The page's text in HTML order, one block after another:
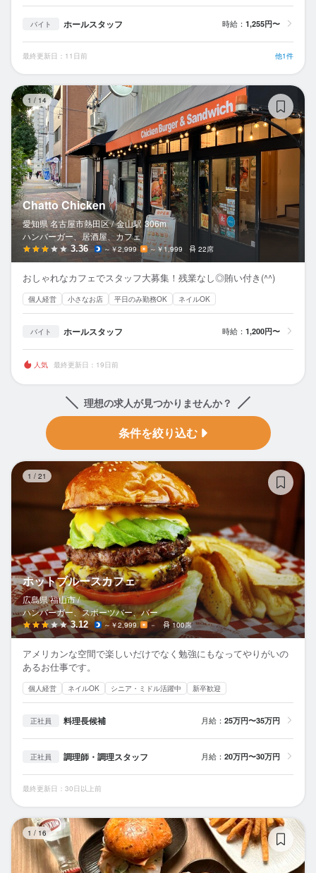
バイト ホールスタッフ 時給： 1,255円〜
最終更新日：11日前 他1件
1 / 14
Chatto Chicken
愛知県 名古屋市熱田区 / 金山駅 306m
ハンバーガー、居酒屋、カフェ
3.36 ～￥2,999 ～￥1,999 22席
おしゃれなカフェでスタッフ大募集！残業なし◎賄い付き(^^)
個人経営 小さなお店 平日のみ勤務OK ネイルOK
バイト ホールスタッフ 時給： 1,200円〜
人気 最終更新日：19日前
理想の求人が見つかりませんか？
条件を絞り込む
1 / 21
ホットブルースカフェ
広島県 福山市 /
ハンバーガー、スポーツバー、バー
3.12 ～￥2,999 － 100席
アメリカンな空間で楽しいだけでなく勉強にもなってやりがいの
あるお仕事です。
個人経営 ネイルOK シニア・ミドル活躍中 新卒歓迎
正社員 料理長候補 月給： 25万円〜35万円
正社員 調理師・調理スタッフ 月給： 20万円〜30万円
最終更新日：30日以上前
1 / 16